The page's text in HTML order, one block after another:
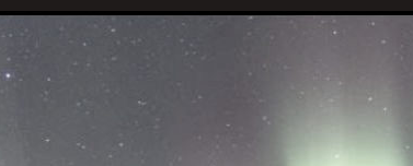
celestes mais espetaculares e enigmáticos
permaneçam envoltos em mistério,
antigas ao redor do Círculo Polar